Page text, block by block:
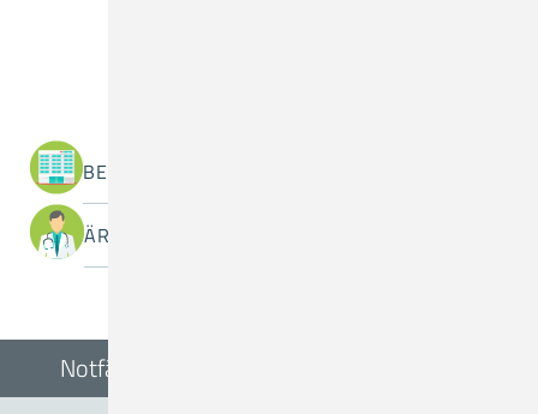
BEREICHE / ABTEILUNGEN
ÄRZTINNEN / ÄRZTE
Notfälle